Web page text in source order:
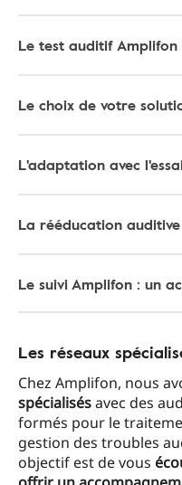
Le test auditif Amplifon
Le choix de votre
L'adaptation avec
La rééducation auditive
Le suivi Amplifon : un
Les réseaux
Chez Amplifon, nous
spécialisésavec des
formés pour le
gestion des troubles
objectif est de vous